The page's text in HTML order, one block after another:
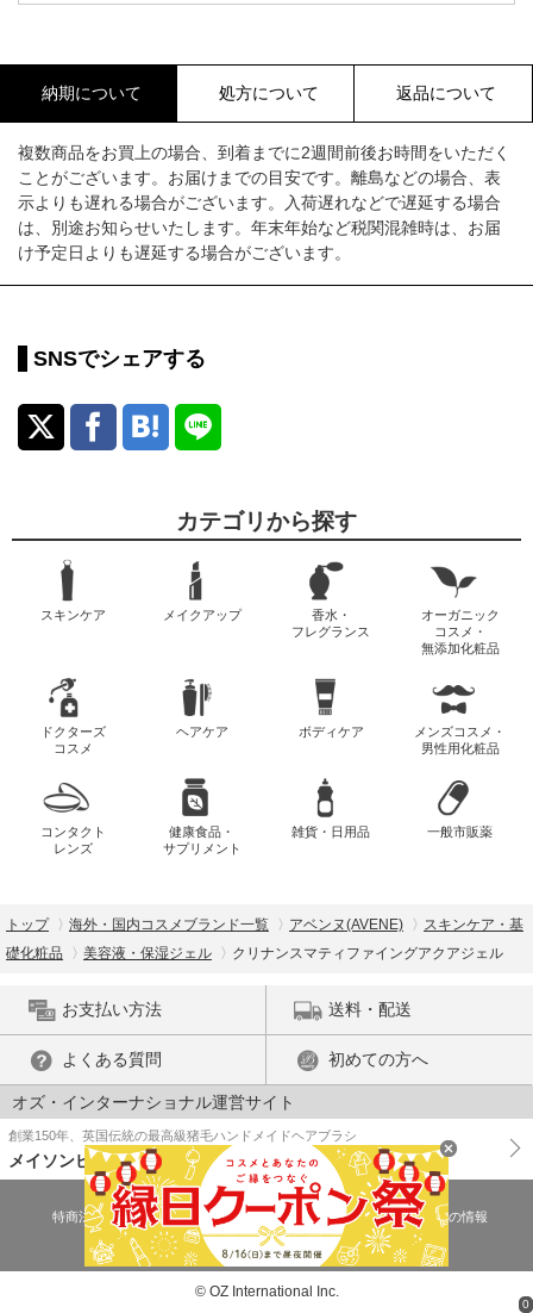
納期について 処方について 返品について
複数商品をお買上の場合、到着までに2週間前後お時間をいただく
ことがございます。お届けまでの目安です。離島などの場合、表
示よりも遅れる場合がございます。入荷遅れなどで遅延する場合
は、別途お知らせいたします。年末年始など税関混雑時は、お届
け予定日よりも遅延する場合がございます。
SNSでシェアする
0
カテゴリから探す
スキンケア メイクアップ
香水・
フレグランス
オーガニック
コスメ・
無添加化粧品
ドクターズ
コスメ
ヘアケア ボディケア
メンズコスメ・
男性用化粧品
コンタクト
レンズ
健康食品・
サプリメント
雑貨・日用品 一般市販薬
トップ 海外・国内コスメブランド一覧 アベンヌ(AVENE)
スキンケア・基
礎化粧品
美容液・保湿ジェル クリナンスマティファイングアクアジェル
お支払い方法 送料・配送
よくある質問 初めての方へ
オズ・インターナショナル運営サイト
創業150年、英国伝統の最高級猪毛ハンドメイドヘアブラシ
メイソンピアソン
特商法に基づく表示 プライバシーポリシー
医薬品販売許可証の情報
ご利用規約
PC版で表示
© OZ International Inc.